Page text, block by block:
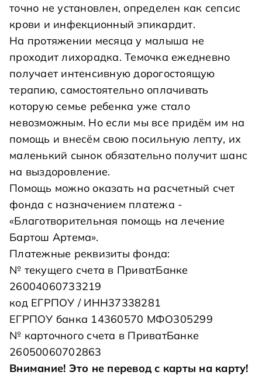
точно не установлен, определен как сепсис
крови и инфекционный эпикардит.
На протяжении месяца у малыша не
проходит лихорадка. Темочка ежедневно
получает интенсивную дорогостоящую
терапию, самостоятельно оплачивать
которую семье ребенка уже стало
невозможным. Но если мы все придём им на
помощь и внесём свою посильную лепту, их
маленький сынок обязательно получит шанс
на выздоровление.
Помощь можно оказать на расчетный счет
фонда с назначением платежа -
«Благотворительная помощь на лечение
Бартош Артема».
Платежные реквизиты фонда:
№ текущего счета в ПриватБанке
26004060733219
код ЕГРПОУ / ИНН37338281
ЕГРПОУ банка 14360570 МФО305299
№ карточного счета в ПриватБанке
26050060702863
Внимание! Это не перевод с карты на карту!